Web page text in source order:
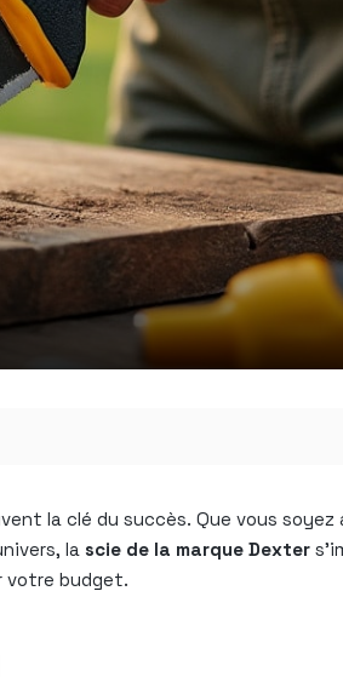
la clé du succès. Que vous soyez
la scie de la marque Dexter
votre budget.